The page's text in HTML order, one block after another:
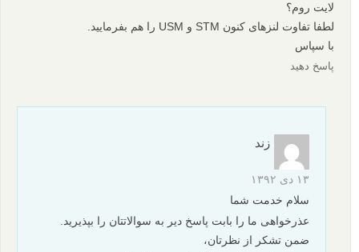
لایت روم؟
لطفا تفاوت لنزهای کنون STM و USM را هم بفرمایید.
با سپاس
پاسخ دهید
زند
۱۳ دی ۱۳۹۲
سلام خدمت شما
عذرخواهی ما را بابت پاسخ دیر به سوالاتتان را بپذیرید.
ضمن تشکر از نظرتان،